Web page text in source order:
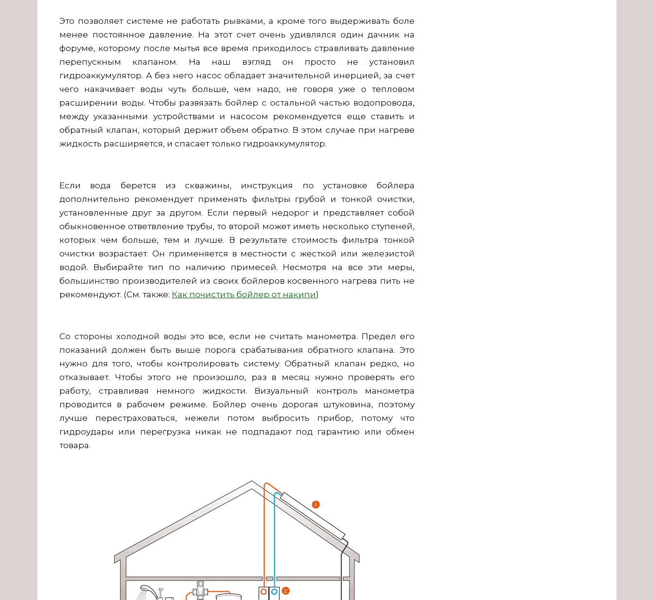
Это позволяет системе не работать рывками, а кроме того выдерживать боле
менее постоянное давление. На этот счет очень удивлялся один дачник на
форуме, которому после мытья все время приходилось стравливать давление
перепускным клапаном. На наш взгляд он просто не установил
гидроаккумулятор. А без него насос обладает значительной инерцией, за счет
чего накачивает воды чуть больше, чем надо, не говоря уже о тепловом
расширении воды. Чтобы развязать бойлер с остальной частью водопровода,
между указанными устройствами и насосом рекомендуется еще ставить и
обратный клапан, который держит объем обратно. В этом случае при нагреве
жидкость расширяется, и спасает только гидроаккумулятор.
Если вода берется из скважины, инструкция по установке бойлера
дополнительно рекомендует применять фильтры грубой и тонкой очистки,
установленные друг за другом. Если первый недорог и представляет собой
обыкновенное ответвление трубы, то второй может иметь несколько ступеней,
которых чем больше, тем и лучше. В результате стоимость фильтра тонкой
очистки возрастает. Он применяется в местности с жесткой или железистой
водой. Выбирайте тип по наличию примесей. Несмотря на все эти меры,
большинство производителей из своих бойлеров косвенного нагрева пить не
рекомендуют. (См. также: Как почистить бойлер от накипи)
Со стороны холодной воды это все, если не считать манометра. Предел его
показаний должен быть выше порога срабатывания обратного клапана. Это
нужно для того, чтобы контролировать систему. Обратный клапан редко, но
отказывает. Чтобы этого не произошло, раз в месяц нужно проверять его
работу, стравливая немного жидкости. Визуальный контроль манометра
проводится в рабочем режиме. Бойлер очень дорогая штуковина, поэтому
лучше перестраховаться, нежели потом выбросить прибор, потому что
гидроудары или перегрузка никак не подпадают под гарантию или обмен
товара.